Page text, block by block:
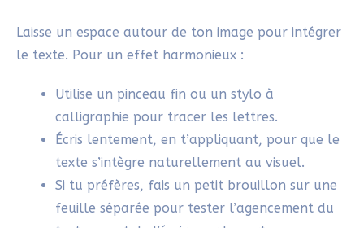
Fais rayonner ta carte de